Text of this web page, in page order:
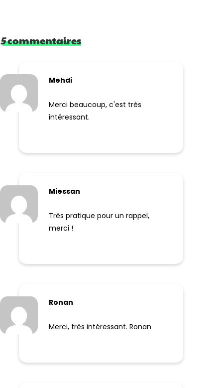
5commentaires
Mehdi
Merci beaucoup, c'est très
intéressant.
Miessan
Très pratique pour un rappel,
merci !
Ronan
Merci, très intéressant. Ronan